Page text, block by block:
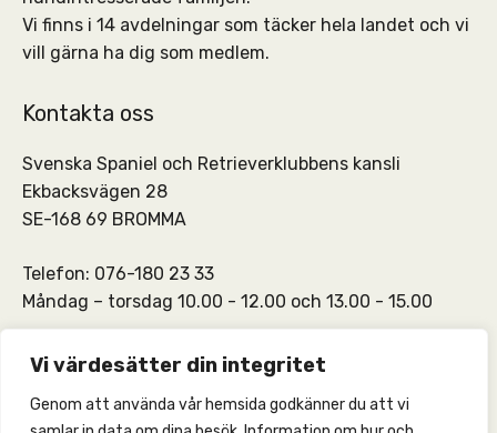
Vi värdesätter din integritet
Genom att använda vår hemsida godkänner du att vi
Vi finns i 14 avdelningar som täcker hela landet och vi
vill gärna ha dig som medlem.
Kontakta oss
Svenska Spaniel och Retrieverklubbens kansli
Ekbacksvägen 28
SE-168 69 BROMMA
Telefon: 076-180 23 33
Måndag – torsdag 10.00 - 12.00 och 13.00 - 15.00
SSRKs kansli och medlemskontakt: info@ssrk.se
SSRKs webmaster:webmaster@ssrk.se